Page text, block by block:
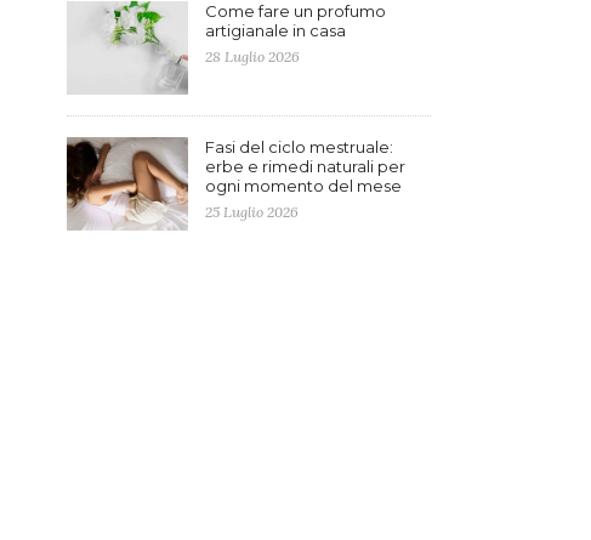
Come fare un profumo
artigianale in casa
28 Luglio 2026
Fasi del ciclo mestruale:
erbe e rimedi naturali per
ogni momento del mese
25 Luglio 2026